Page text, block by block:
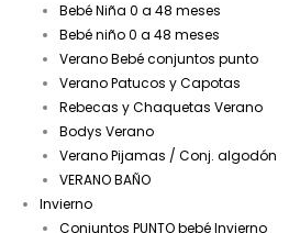
Bebé Niña 0 a 48 meses
Bebé niño 0 a 48 meses
Verano Bebé conjuntos punto
Verano Patucos y Capotas
Rebecas y Chaquetas Verano
Bodys Verano
Verano Pijamas / Conj. algodón
VERANO BAÑO
Invierno
Conjuntos PUNTO bebé Invierno